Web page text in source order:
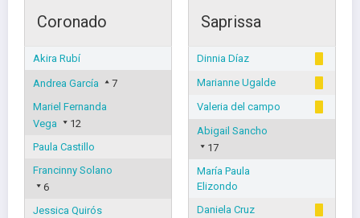
Coronado
Akira Rubí
Andrea García
7
Mariel Fernanda
Vega
12
Paula Castillo
Francinny Solano
6
Jessica Quirós
Saprissa
Dinnia Díaz
Marianne Ugalde
Valeria del campo
Abigail Sancho
17
María Paula
Elizondo
Daniela Cruz